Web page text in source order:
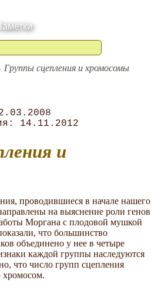
Группы сцепления и хромосомы
14.11.2012
проводившиеся в начале нашего
на выяснение роли генов
Моргана с плодовой мушкой
что большинство
объединено у нее в четыре
каждой группы наследуются
что число групп сцепления
хромосом.